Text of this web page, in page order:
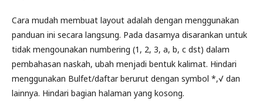
Cara mudah membuat layout adalah dengan menggunakan
panduan ini secara langsung. Pada dasamya disarankan untuk
tidak mengounakan numbering (1, 2, 3, a, b, c dst) dalam
pembahasan naskah, ubah menjadi bentuk kalimat. Hindari
menggunakan Bulfet/daftar berurut dengan symbol *,√ dan
lainnya. Hindari bagian halaman yang kosong.